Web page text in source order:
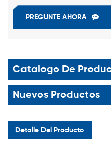
PREGUNTE AHORA
Catalogo De
Nuevos Productos
Detalle Del Producto